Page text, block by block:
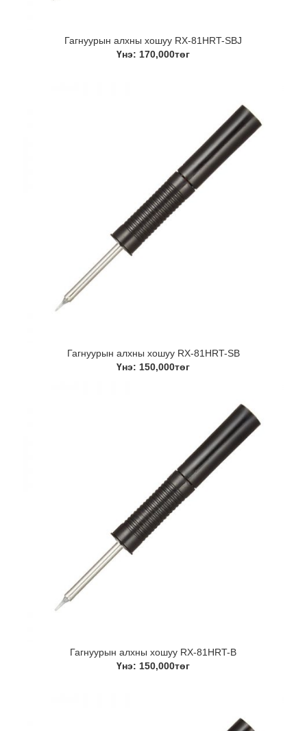
Гагнуурын алхны хошуу RX-81HRT-SBJ
Үнэ: 170,000төг
Гагнуурын алхны хошуу RX-81HRT-SB
Үнэ: 150,000төг
Гагнуурын алхны хошуу RX-81HRT-B
Үнэ: 150,000төг